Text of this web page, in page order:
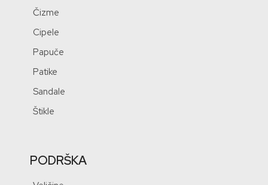
Čizme
Cipele
Papuče
Patike
Sandale
Štikle
PODRŠKA